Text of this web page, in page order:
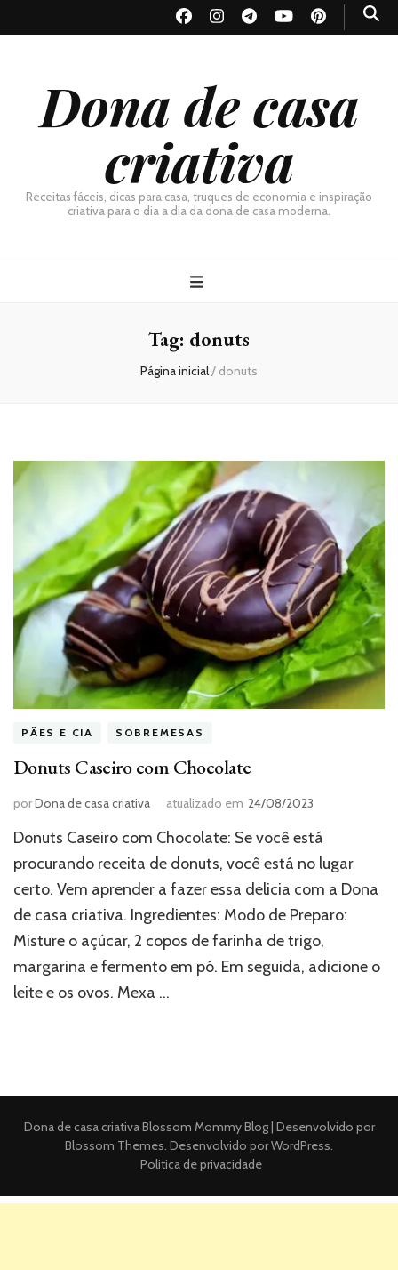
Dona de casa
criativa
Receitas fáceis, dicas para casa, truques de economia e inspiração
criativa para o dia a dia da dona de casa moderna.
Tag: donuts
Página inicial/ donuts
PÃES E CIA SOBREMESAS
Donuts Caseiro com Chocolate
porDona de casa criativa atualizado em 24/08/2023
Donuts Caseiro com Chocolate: Se você está
procurando receita de donuts, você está no lugar
certo. Vem aprender a fazer essa delicia com a Dona
de casa criativa. Ingredientes: Modo de Preparo:
Misture o açúcar, 2 copos de farinha de trigo,
margarina e fermento em pó. Em seguida, adicione o
leite e os ovos. Mexa …
Dona de casa criativaBlossom Mommy Blog | Desenvolvido por
Blossom Themes. Desenvolvido porWordPress.
Politica de privacidade